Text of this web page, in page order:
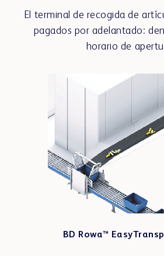
portal de
Centro de
El terminal de recogida de
pagados por adelantado:
horario de
BD Rowa™